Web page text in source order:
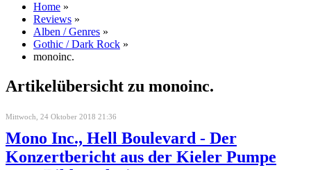
Home »
Reviews »
Alben / Genres »
Gothic / Dark Rock »
monoinc.
Artikelübersicht zu monoinc.
Mittwoch, 24 Oktober 2018 21:36
Mono Inc., Hell Boulevard - Der
Konzertbericht aus der Kieler Pumpe